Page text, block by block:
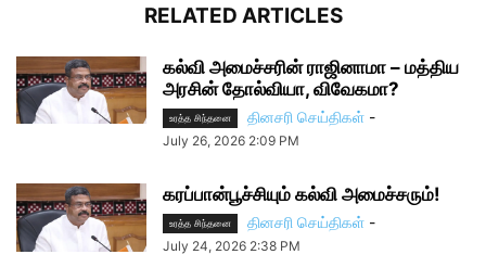
RELATED ARTICLES
கல்வி அமைச்சரின் ராஜினாமா – மத்திய
அரசின் தோல்வியா, விவேகமா?
உரத்த சிந்தனை தினசரி செய்திகள் -
July 26, 2026 2:09 PM
கரப்பான்பூச்சியும் கல்வி அமைச்சரும்!
உரத்த சிந்தனை தினசரி செய்திகள் -
July 24, 2026 2:38 PM